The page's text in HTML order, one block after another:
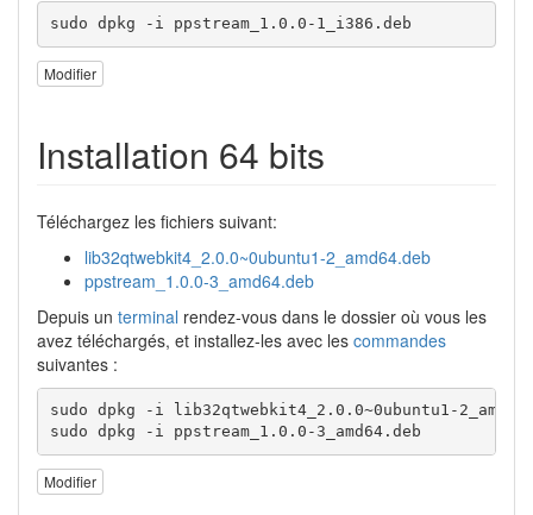
sudo dpkg -i ppstream_1.0.0-1_i386.deb
Modifier
Installation 64 bits
Téléchargez les fichiers suivant:
lib32qtwebkit4_2.0.0~0ubuntu1-2_amd64.deb
ppstream_1.0.0-3_amd64.deb
Depuis un terminal rendez-vous dans le dossier où vous les
avez téléchargés, et installez-les avec les commandes
suivantes :
sudo dpkg -i lib32qtwebkit4_2.0.0~0ubuntu1-
sudo dpkg -i ppstream_1.0.0-3_amd64.deb
Modifier